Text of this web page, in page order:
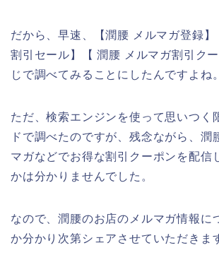
だから、早速、【潤腰 メルマガ登録
割引セール】【 潤腰 メルマガ割引ク
じで調べてみることにしたんですよね。
ただ、検索エンジンを使って思いつく
ドで調べたのですが、残念ながら、潤
マガなどでお得な割引クーポンを配信
かは分かりませんでした。
なので、潤腰のお店のメルマガ情報に
か分かり次第シェアさせていただきま